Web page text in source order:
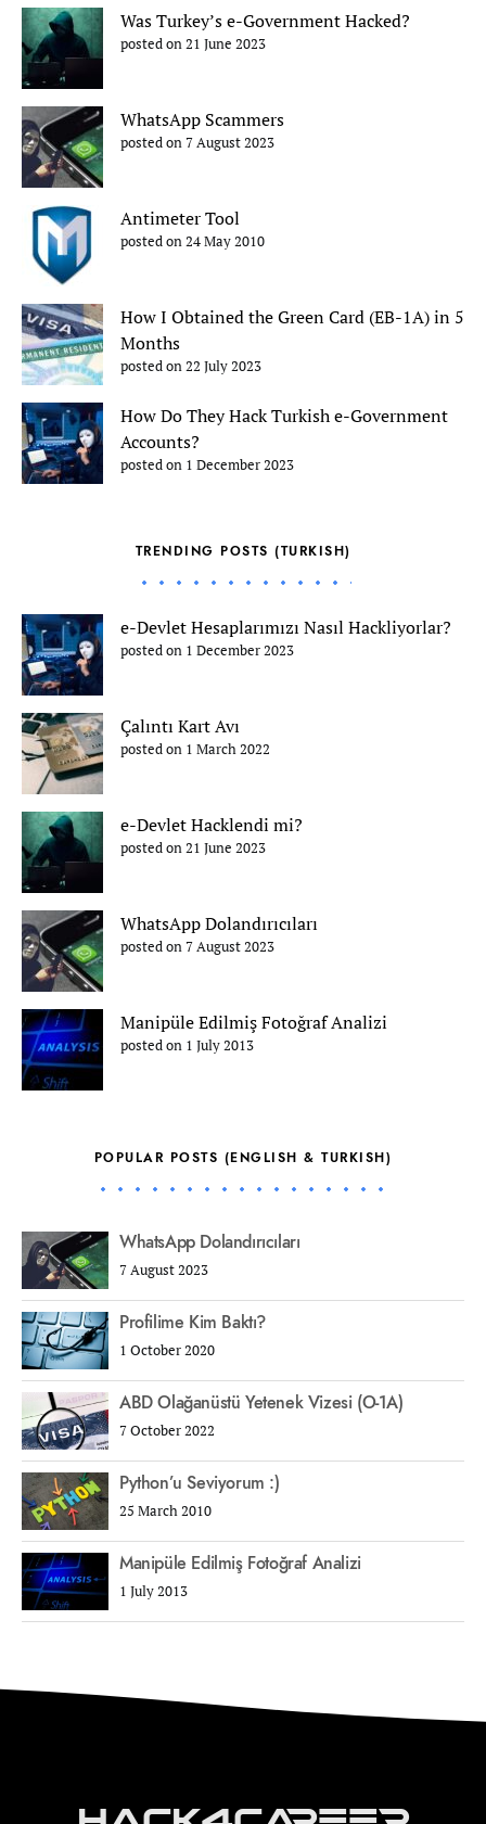
Was Turkey’s e-Government Hacked?
posted on 21 June 2023
WhatsApp Scammers
posted on 7 August 2023
Antimeter Tool
posted on 24 May 2010
How I Obtained the Green Card (EB-1A) in 5
Months
posted on 22 July 2023
How Do They Hack Turkish e-Government
Accounts?
posted on 1 December 2023
TRENDING POSTS (TURKISH)
e-Devlet Hesaplarımızı Nasıl Hackliyorlar?
posted on 1 December 2023
Çalıntı Kart Avı
posted on 1 March 2022
e-Devlet Hacklendi mi?
posted on 21 June 2023
WhatsApp Dolandırıcıları
posted on 7 August 2023
Manipüle Edilmiş Fotoğraf Analizi
posted on 1 July 2013
POPULAR POSTS (ENGLISH & TURKISH)
WhatsApp Dolandırıcıları
7 August 2023
Profilime Kim Baktı?
1 October 2020
ABD Olağanüstü Yetenek Vizesi (O-1A)
7 October 2022
Python’u Seviyorum :)
25 March 2010
Manipüle Edilmiş Fotoğraf Analizi
1 July 2013